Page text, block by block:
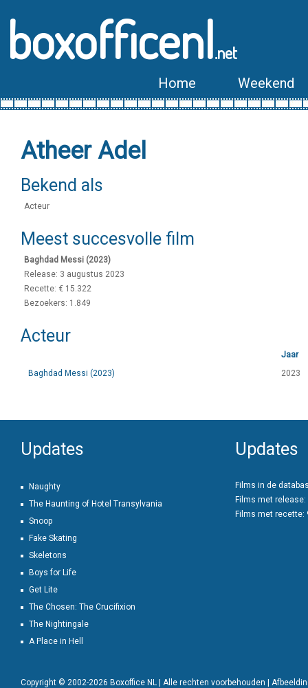
boxofficenl.net
Home Weekend
Atheer Adel
Bekend als
Acteur
Meest succesvolle film
Baghdad Messi (2023)
Release: 3 augustus 2023
Recette: € 15.322
Bezoekers: 1.849
Acteur
Jaar
Baghdad Messi (2023)
2023
Updates
Naughty
The Haunting of Hotel Transylvania
Snoop
Fake Skating
Skeletons
Boys for Life
Get Lite
The Chosen: The Crucifixion
The Nightingale
A Place in Hell
Updates
Films in de
Films met release:
Films met recette:
Copyright © 2002-2026 Boxoffice NL | Alle rechten voorbehouden |